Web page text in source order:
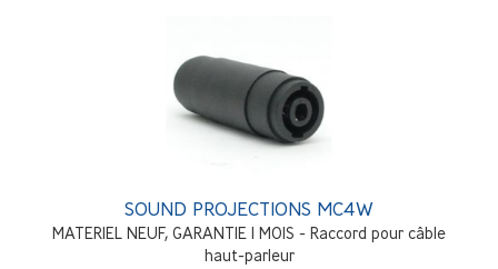
SOUND PROJECTIONS MC4W
MATERIEL NEUF, GARANTIE 1 MOIS - Raccord pour câble
haut-parleur